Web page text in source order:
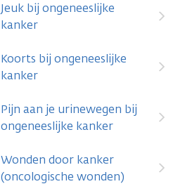
Jeuk bij ongeneeslijke
kanker
Koorts bij ongeneeslijke
kanker
Pijn aan je urinewegen bij
ongeneeslijke kanker
Wonden door kanker
(oncologische wonden)